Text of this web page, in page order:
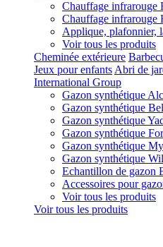
Chauffage infrarouge
Chauffage infrarouge
Applique, plafonnier,
Voir tous les produits
Cheminée extérieure
Jeux pour enfants Abri de
International Group
Gazon synthétique
Gazon synthétique
Gazon synthétique
Gazon synthétique
Gazon synthétique
Gazon synthétique
Echantillon de gazon
Accessoires pour
Voir tous les produits
Voir tous les produits